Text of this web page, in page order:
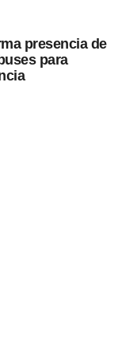
presencia de
para